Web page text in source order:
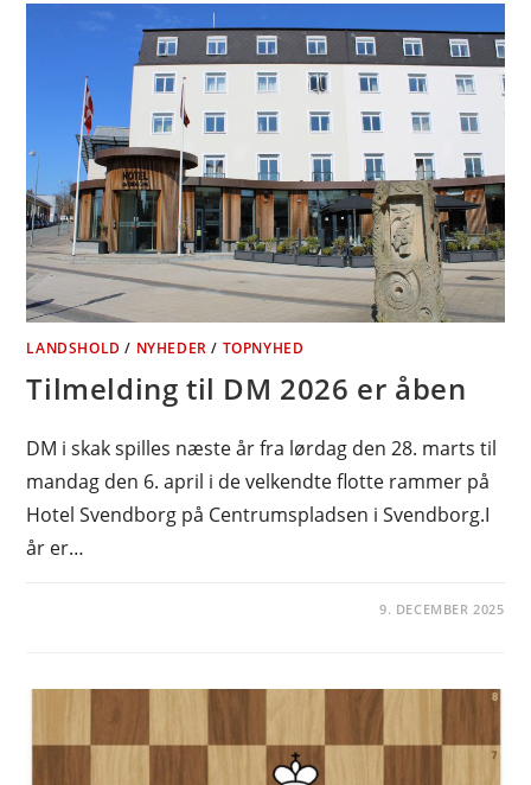
LANDSHOLD / NYHEDER / TOPNYHED
Tilmelding til DM 2026 er åben
DM i skak spilles næste år fra lørdag den 28. marts til
mandag den 6. april i de velkendte flotte rammer på
Hotel Svendborg på Centrumspladsen i Svendborg.I
år er…
9. DECEMBER 2025